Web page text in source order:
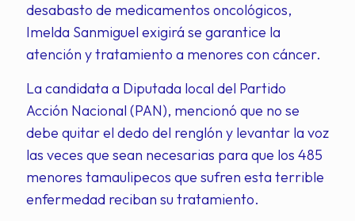
desabasto de medicamentos oncológicos,
Imelda Sanmiguel exigirá se garantice la
atención y tratamiento a menores con cáncer.
La candidata a Diputada local del Partido
Acción Nacional (PAN), mencionó que no se
debe quitar el dedo del renglón y levantar la voz
las veces que sean necesarias para que los 485
menores tamaulipecos que sufren esta terrible
enfermedad reciban su tratamiento.